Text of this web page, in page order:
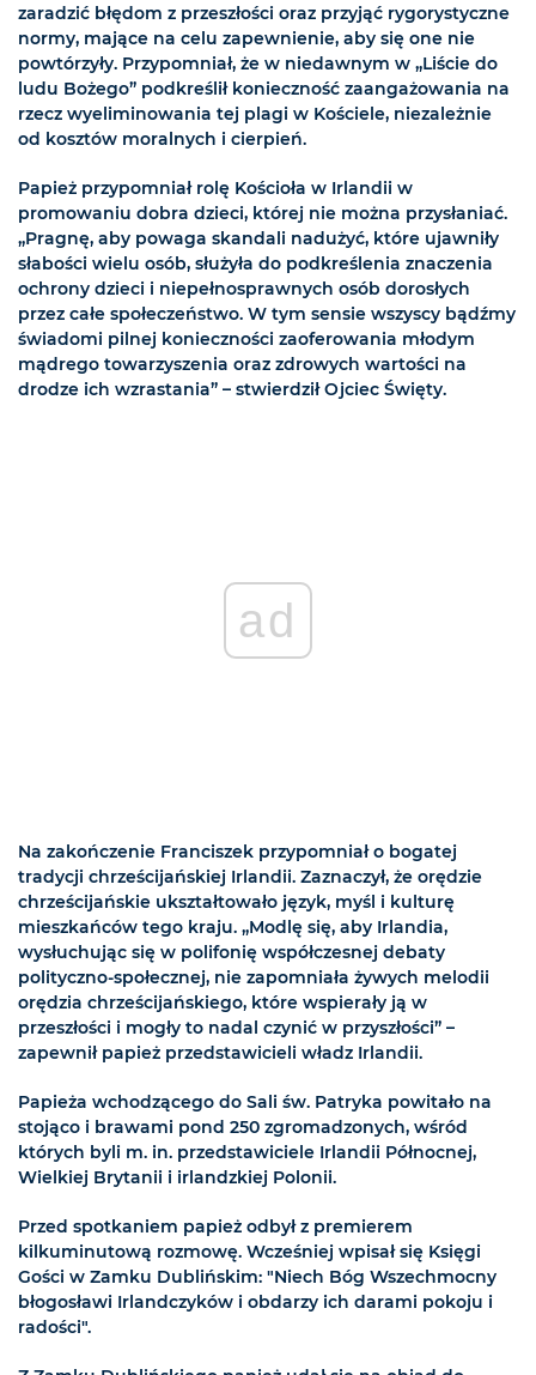
zaradzić błędom z przeszłości oraz przyjąć rygorystyczne
normy, mające na celu zapewnienie, aby się one nie
powtórzyły. Przypomniał, że w niedawnym w „Liście do
ludu Bożego” podkreślił konieczność zaangażowania na
rzecz wyeliminowania tej plagi w Kościele, niezależnie
od kosztów moralnych i cierpień.
Papież przypomniał rolę Kościoła w Irlandii w
promowaniu dobra dzieci, której nie można przysłaniać.
„Pragnę, aby powaga skandali nadużyć, które ujawniły
słabości wielu osób, służyła do podkreślenia znaczenia
ochrony dzieci i niepełnosprawnych osób dorosłych
przez całe społeczeństwo. W tym sensie wszyscy bądźmy
świadomi pilnej konieczności zaoferowania młodym
mądrego towarzyszenia oraz zdrowych wartości na
drodze ich wzrastania” – stwierdził Ojciec Święty.
ad
Na zakończenie Franciszek przypomniał o bogatej
tradycji chrześcijańskiej Irlandii. Zaznaczył, że orędzie
chrześcijańskie ukształtowało język, myśl i kulturę
mieszkańców tego kraju. „Modlę się, aby Irlandia,
wysłuchując się w polifonię współczesnej debaty
polityczno-społecznej, nie zapomniała żywych melodii
orędzia chrześcijańskiego, które wspierały ją w
przeszłości i mogły to nadal czynić w przyszłości” –
zapewnił papież przedstawicieli władz Irlandii.
Papieża wchodzącego do Sali św. Patryka powitało na
stojąco i brawami pond 250 zgromadzonych, wśród
których byli m. in. przedstawiciele Irlandii Północnej,
Wielkiej Brytanii i irlandzkiej Polonii.
Przed spotkaniem papież odbył z premierem
kilkuminutową rozmowę. Wcześniej wpisał się Księgi
Gości w Zamku Dublińskim: "Niech Bóg Wszechmocny
błogosławi Irlandczyków i obdarzy ich darami pokoju i
radości".